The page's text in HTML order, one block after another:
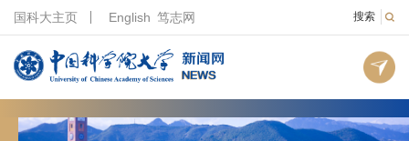
搜索
国科大主页 English 笃志网